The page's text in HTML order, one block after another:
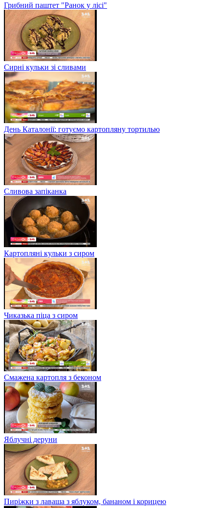
Грибний паштет "Ранок у лісі"
Сирні кульки зі сливами
День Каталонії: готуємо картопляну тортилью
Сливова запіканка
Картопляні кульки з сиром
Чиказька піца з сиром
Смажена картопля з беконом
Яблучні деруни
Пиріжки з лаваша з яблуком, бананом і корицею